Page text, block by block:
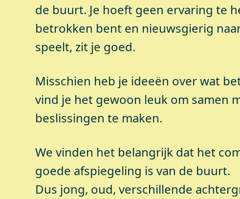
de buurt. Je hoeft geen ervaring te
betrokken bent en nieuwsgierig
speelt, zit je goed.
Misschien heb je ideeën over wat
vind je het gewoon leuk om samen
beslissingen te maken.
We vinden het belangrijk dat het
goede afspiegeling is van de buurt.
Dus jong, oud, verschillende